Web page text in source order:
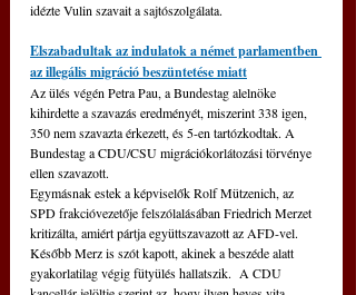
idézte Vulin szavait a sajtószolgálata.
Elszabadultak az indulatok a német parlamentben
az illegális migráció beszüntetése miatt
Az ülés végén Petra Pau, a Bundestag alelnöke
kihirdette a szavazás eredményét, miszerint 338 igen,
350 nem szavazta érkezett, és 5-en tartózkodtak. A
Bundestag a CDU/CSU migrációkorlátozási törvénye
ellen szavazott.
Egymásnak estek a képviselők Rolf Mützenich, az
SPD frakcióvezetője felszólalásában Friedrich Merzet
kritizálta, amiért pártja együttszavazott az AFD-vel.
Később Merz is szót kapott, akinek a beszéde alatt
gyakorlatilag végig fütyülés hallatszik.  A CDU